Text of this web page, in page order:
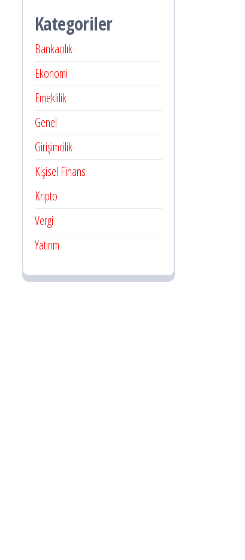
Kategoriler
Bankacılık
Ekonomi
Emeklilik
Genel
Girişimcilik
Kişisel Finans
Kripto
Vergi
Yatırım